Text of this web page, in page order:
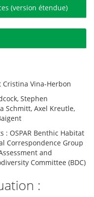
(version étendue)
Vina-Herbon
Stephen
Schmitt, Axel Kreutle,
: OSPAR Benthic Habitat
Correspondence Group
and
Committee (BDC)
: